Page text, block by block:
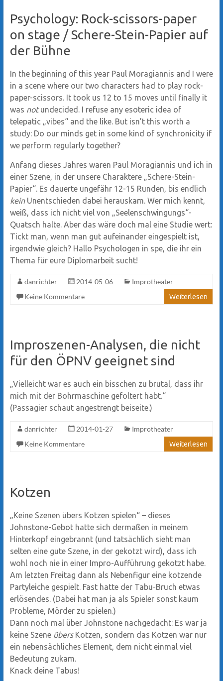
Psychology: Rock-scissors-paper
on stage / Schere-Stein-Papier auf
der Bühne
In the beginning of this year Paul Moragiannis and I were
in a scene where our two characters had to play rock-
paper-scissors. It took us 12 to 15 moves until finally it
was notundecided. I refuse any esoteric idea of
telepatic „vibes“ and the like. But isn’t this worth a
study: Do our minds get in some kind of synchronicity if
we perform regularly together?
Anfang dieses Jahres waren Paul Moragiannis und ich in
einer Szene, in der unsere Charaktere „Schere-Stein-
Papier“. Es dauerte ungefähr 12-15 Runden, bis endlich
kein Unentschieden dabei herauskam. Wer mich kennt,
weiß, dass ich nicht viel von „Seelenschwingungs“-
Quatsch halte. Aber das wäre doch mal eine Studie wert:
Tickt man, wenn man gut aufeinander eingespielt ist,
irgendwie gleich? Hallo Psychologen in spe, die ihr ein
Thema für eure Diplomarbeit sucht!
danrichter 2014-05-06
Improtheater
Keine Kommentare
Weiterlesen
Improszenen-Analysen, die nicht
für den ÖPNV geeignet sind
„Vielleicht war es auch ein bisschen zu brutal, dass ihr
mich mit der Bohrmaschine gefoltert habt.“
(Passagier schaut angestrengt beiseite.)
danrichter 2014-01-27
Improtheater
Keine Kommentare
Weiterlesen
Kotzen
„Keine Szenen übers Kotzen spielen“ – dieses
Johnstone-Gebot hatte sich dermaßen in meinem
Hinterkopf eingebrannt (und tatsächlich sieht man
selten eine gute Szene, in der gekotzt wird), dass ich
wohl noch nie in einer Impro-Aufführung gekotzt habe.
Am letzten Freitag dann als Nebenfigur eine kotzende
Partyleiche gespielt. Fast hatte der Tabu-Bruch etwas
erlösendes. (Dabei hat man ja als Spieler sonst kaum
Probleme, Mörder zu spielen.)
Dann noch mal über Johnstone nachgedacht: Es war ja
keine Szene übers Kotzen, sondern das Kotzen war nur
ein nebensächliches Element, dem nicht einmal viel
Bedeutung zukam.
Knack deine Tabus!